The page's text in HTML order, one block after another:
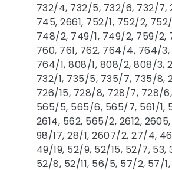
732/4, 732/5, 732/6, 732/7,
745, 2661, 752/1, 752/2,
748/2, 749/1, 749/2, 759/2,
760, 761, 762, 764/4, 764/
764/1, 808/1, 808/2, 808/3,
732/1, 735/5, 735/7, 735/8,
726/15, 728/8, 728/7, 728/
565/5, 565/6, 565/7, 561/1,
2614, 562, 565/2, 2612,
98/17, 28/1, 2607/2, 27/4,
49/19, 52/9, 52/15, 52/7,
52/8, 52/11, 56/5, 57/2, 57/